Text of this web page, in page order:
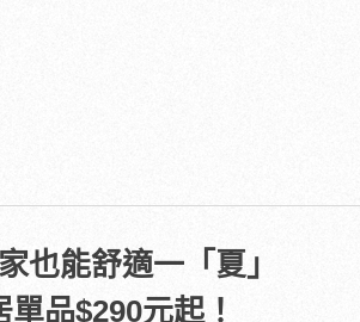
也能舒適一「夏」
品$290元起！